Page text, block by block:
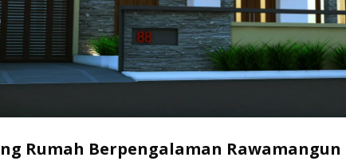
Rumah Berpengalaman Rawamangun